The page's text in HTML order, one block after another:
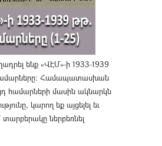
ենք «ՎԷՄ»-ի 1933-1939
Համապատասխան
համարների մասին ակնարկն
կարող եք այցելել եւ
ներբեռնել